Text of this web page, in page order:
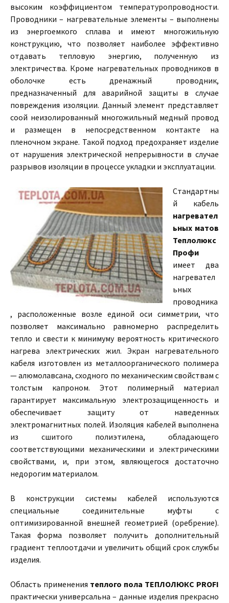
высоким коэффициентом температуропроводности.
Проводники – нагревательные элементы – выполнены
из энергоемкого сплава и имеют многожильную
конструкцию, что позволяет наиболее эффективно
отдавать тепловую энергию, полученную из
электричества. Кроме нагревательных проводников в
оболочке есть дренажный проводник,
предназначенный для аварийной защиты в случае
повреждения изоляции. Данный элемент представляет
соой неизолированный многожильный медный провод
и размещен в непосредственном контакте на
пленочном экране. Такой подход предохраняет изделие
от нарушения электрической непрерывности в случае
разрывов изоляции в процессе укладки и эксплуатации.
Стандартны
й кабель
нагревател
ьных матов
Теплолюкс
Профи
имеет два
нагревател
ьных
проводника
, расположенные возле единой оси симметрии, что
позволяет максимально равномерно распределить
тепло и свести к минимуму вероятность критического
нагрева электрических жил. Экран нагревательного
кабеля изготовлен из металлоорганического полимера
— алюмолавсана, сходного по механическим свойствам с
толстым капроном. Этот полимерный материал
гарантирует максимальную электрозащищенность и
обеспечивает защиту от наведенных
электромагнитных полей. Изоляция кабелей выполнена
из сшитого полиэтилена, обладающего
соответствующими механическими и электрическими
свойствами, и, при этом, являющегося достаточно
недорогим материалом.
В конструкции системы кабелей используются
специальные соединительные муфты с
оптимизированной внешней геометрией (оребрение).
Такая форма позволяет получить дополнительный
градиент теплоотдачи и увеличить общий срок службы
изделия.
Область применения теплого пола ТЕПЛОЛЮКС PROFI
практически универсальна – данные изделия прекрасно